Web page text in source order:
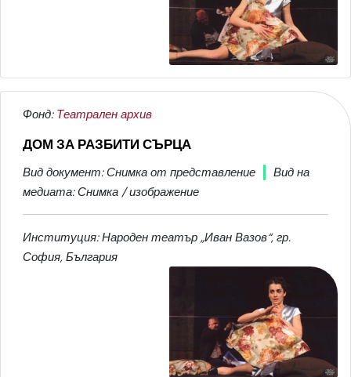
Фонд: Театрален архив
ДОМ ЗА РАЗБИТИ СЪРЦА
Вид документ: Снимка от представление
Вид на
медиата: Снимка / изображение
Институция: Народен театър „Иван Вазов“, гр.
София, България